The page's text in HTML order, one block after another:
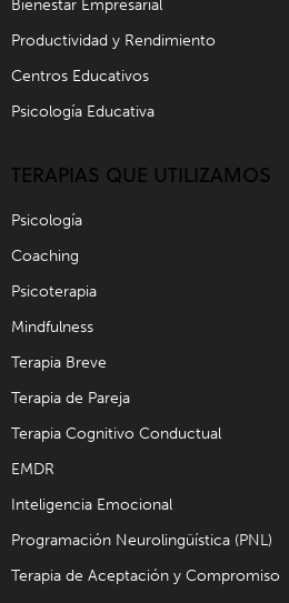
Bienestar Empresarial
Productividad y Rendimiento
Centros Educativos
Psicología Educativa
TERAPIAS QUE UTILIZAMOS
Psicología
Coaching
Psicoterapia
Mindfulness
Terapia Breve
Terapia de Pareja
Terapia Cognitivo Conductual
EMDR
Inteligencia Emocional
Programación Neurolingüística (PNL)
Terapia de Aceptación y Compromiso